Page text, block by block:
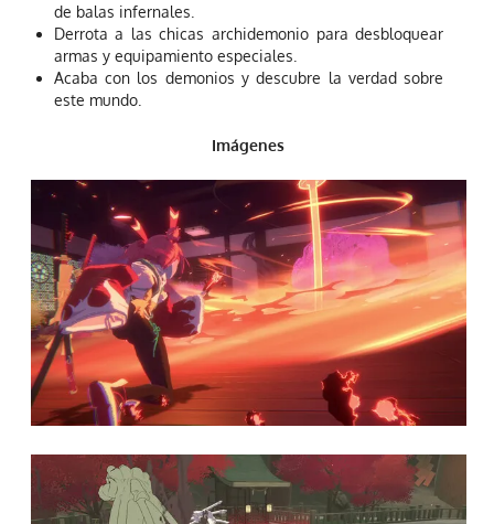
de balas infernales.
Derrota a las chicas archidemonio para desbloquear
armas y equipamiento especiales.
Acaba con los demonios y descubre la verdad sobre
este mundo.
Imágenes